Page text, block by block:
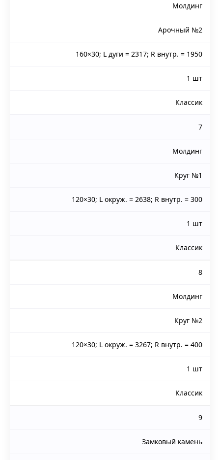
Молдинг
Арочный №2
160×30; L дуги = 2317; R внутр. = 1950
1 шт
Классик
7
Молдинг
Круг №1
120×30; L окруж. = 2638; R внутр. = 300
1 шт
Классик
8
Молдинг
Круг №2
120×30; L окруж. = 3267; R внутр. = 400
1 шт
Классик
9
Замковый камень